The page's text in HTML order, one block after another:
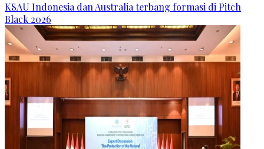
KSAU Indonesia dan Australia terbang formasi di Pitch
Black 2026